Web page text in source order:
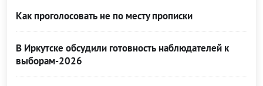
Как проголосовать не по месту прописки
В Иркутске обсудили готовность наблюдателей к
выборам-2026